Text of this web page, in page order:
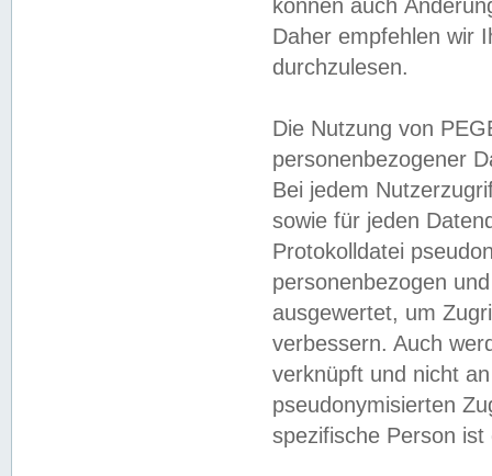
können auch
Daher empfehlen wir
durchzulesen.
Die Nutzung von
personenbezogener
Bei jedem
sowie für jeden
Protokolldatei
personenbezogen
ausgewertet, um
verbessern. Auch
verknüpft und nicht
pseudonymisierten
spezifische Person